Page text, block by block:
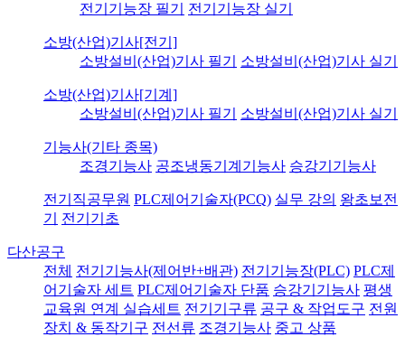
전기기능장 필기
전기기능장 실기
소방(산업)기사[전기]
소방설비(산업)기사 필기
소방설비(산업)기사 실기
소방(산업)기사[기계]
소방설비(산업)기사 필기
소방설비(산업)기사 실기
기능사(기타 종목)
조경기능사 공조냉동기계기능사 승강기기능사
전기직공무원 PLC제어기술자(PCQ) 실무 강의 왕초보전
기
전기기초
다산공구
전체 전기기능사(제어반+배관) 전기기능장(PLC) PLC제
어기술자 세트 PLC제어기술자 단품 승강기기능사 평생
교육원 연계 실습세트 전기기구류 공구 & 작업도구 전원
장치 & 동작기구 전선류 조경기능사 중고 상품